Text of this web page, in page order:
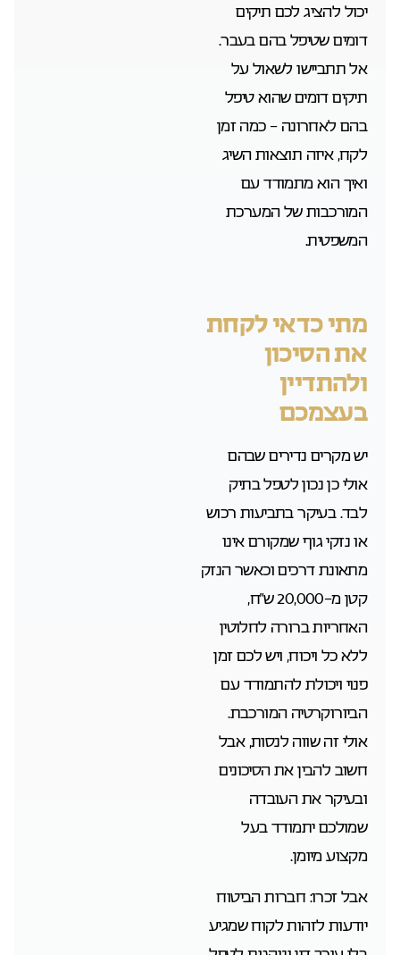
יכול להציג לכם תיקים
דומים שטיפל בהם בעבר.
אל תתביישו לשאול על
תיקים דומים שהוא טיפל
בהם לאחרונה – כמה זמן
לקח, איזה תוצאות השיג
ואיך הוא מתמודד עם
המורכבות של המערכת
המשפטית.
מתי כדאי לקחת
את הסיכון
ולהתדיין
בעצמכם
יש מקרים נדירים שבהם
אולי כן נכון לטפל בתיק
לבד. בעיקר בתביעות רכוש
או נזקי גוף שמקורם אינו
מתאונת דרכים וכאשר הנזק
קטן מ-20,000 ש”ח,
האחריות ברורה לחלוטין
ללא כל ויכוח, ויש לכם זמן
פנוי ויכולת להתמודד עם
הביורוקרטיה המורכבת.
אולי זה שווה לנסות, אבל
חשוב להבין את הסיכונים
ובעיקר את העובדה
שמולכם יתמודד בעל
מקצוע מיומן.
אבל זכרו: חברות הביטוח
יודעות לזהות לקוח שמגיע